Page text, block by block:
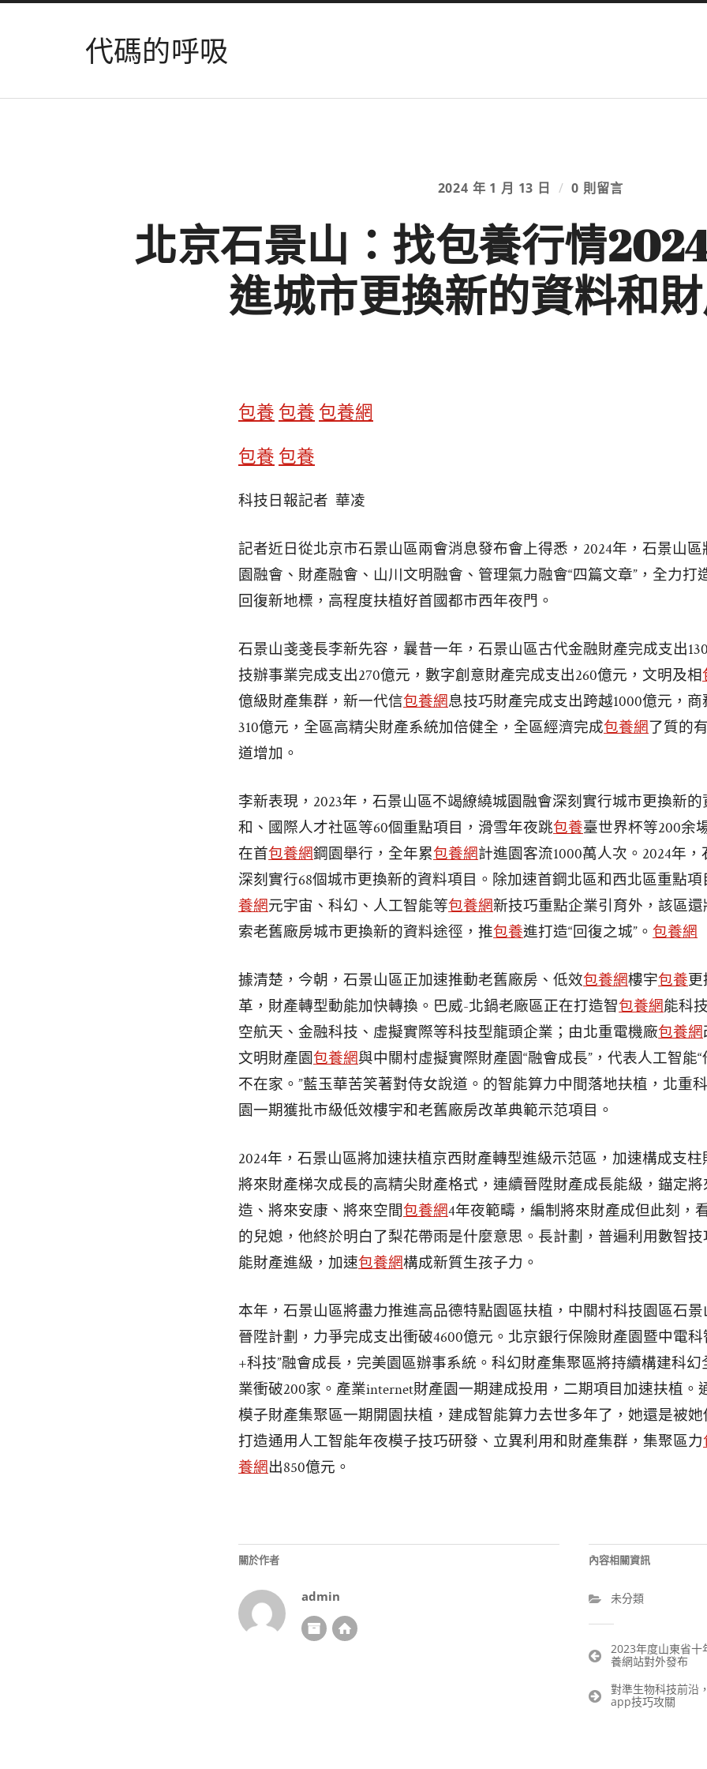
代碼的呼吸
2024 年 1 月 13 日 / 0 則留言
北京石景山：找包養行情
進城市更換新的資料和
包養 包養 包養網
包養 包養
科技日報記者 華凌
記者近日從北京市石景山區兩會消息發布會上得悉，2024年，石景山
園融會、財產融會、山川文明融會、管理氣力融會“四篇文章”，全力打
回復新地標，高程度扶植好首國都市西年夜門。
石景山戔戔長李新先容，曩昔一年，石景山區古代金融財產完成支出
技辦事業完成支出270億元，數字創意財產完成支出260億元，文明及相
億級財產集群，新一代信包養網息技巧財產完成支出跨越1000億元，
310億元，全區高精尖財產系統加倍健全，全區經濟完成包養網了質的
道增加。
李新表現，2023年，石景山區不竭繚繞城園融會深刻實行城市更換新
和、國際人才社區等60個重點項目，滑雪年夜跳包養臺世界杯等200余
在首包養網鋼園舉行，全年累包養網計進園客流1000萬人次。2024年，
深刻實行68個城市更換新的資料項目。除加速首鋼北區和西北區重點
養網元宇宙、科幻、人工智能等包養網新技巧重點企業引育外，該區
索老舊廠房城市更換新的資料途徑，推包養進打造“回復之城”。 包養網
據清楚，今朝，石景山區正加速推動老舊廠房、低效包養網樓宇包養
革，財產轉型動能加快轉換。巴威-北鍋老廠區正在打造智包養網能科
空航天、金融科技、虛擬實際等科技型龍頭企業；由北重電機廠包養網
文明財產園包養網與中關村虛擬實際財產園“融會成長”，代表人工智能
不在家。”藍玉華苦笑著對侍女說道。的智能算力中間落地扶植，北重
園一期獲批市級低效樓宇和老舊廠房改革典範示范項目。
2024年，石景山區將加速扶植京西財產轉型進級示范區，加速構成支
將來財產梯次成長的高精尖財產格式，連續晉陞財產成長能級，錨定
造、將來安康、將來空間包養網4年夜範疇，編制將來財產成但此刻，
的兒媳，他終於明白了梨花帶雨是什麼意思。長計劃，普遍利用數智
能財產進級，加速包養網構成新質生孩子力。
本年，石景山區將盡力推進高品德特點園區扶植，中關村科技園區石
晉陞計劃，力爭完成支出衝破4600億元。北京銀行保險財產園暨中電科
+科技”融會成長，完美園區辦事系統。科幻財產集聚區將持續構建科
業衝破200家。產業internet財產園一期建成投用，二期項目加速扶植。
模子財產集聚區一期開園扶植，建成智能算力去世多年了，她還是被
打造通用人工智能年夜模子技巧研發、立異利用和財產集群，集聚區力
養網出850億元。
關於作者
admin
內容相關資訊
未分類
文
章
導
覽
2023年度山東省十
養網站對外發布
對準生物科技前沿
app技巧攻關